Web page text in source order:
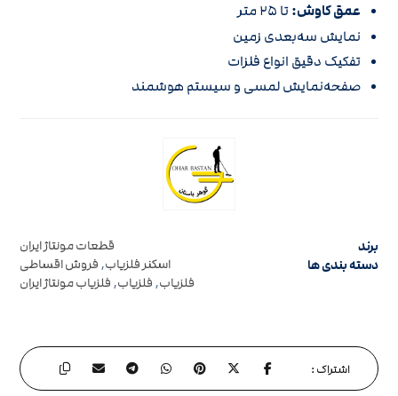
عمق کاوش:تا ۲۵ متر
نمایش سه‌بعدی زمین
تفکیک دقیق انواع فلزات
صفحه‌نمایش لمسی و سیستم هوشمند
برند قطعات مونتاژ ایران
دسته بندی ها اسکنر فلزیاب, فروش اقساطی
فلزیاب, فلزیاب, فلزیاب مونتاژ ایران